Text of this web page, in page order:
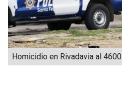
Homicidio en Rivadavia al 4600